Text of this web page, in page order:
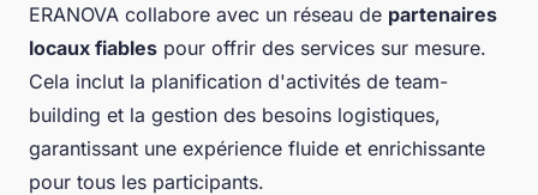
ERANOVA collabore avec un réseau de partenaires
locaux fiables pour offrir des services sur mesure.
Cela inclut la planification d'activités de team-
building et la gestion des besoins logistiques,
garantissant une expérience fluide et enrichissante
pour tous les participants.